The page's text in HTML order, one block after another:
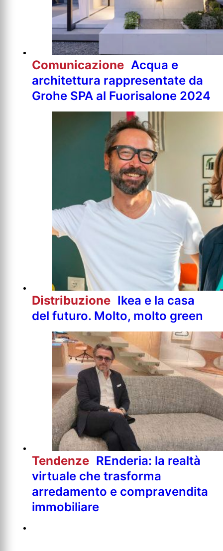
Comunicazione Acqua e
architettura rappresentate da
Grohe SPA al Fuorisalone 2024
Distribuzione Ikea e la casa
del futuro. Molto, molto green
Tendenze REnderia: la realtà
virtuale che trasforma
arredamento e compravendita
immobiliare